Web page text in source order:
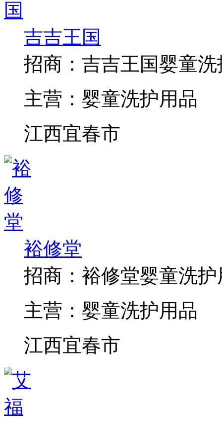
吉吉王国
招商： 吉吉王国婴童
主营： 婴童洗护用品
江西宜春市
裕修堂
招商： 裕修堂婴童洗
主营： 婴童洗护用品
江西宜春市